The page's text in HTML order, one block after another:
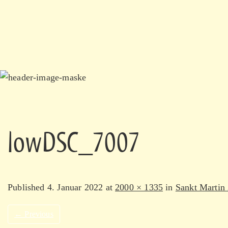
lowDSC_7007
Published 4. Januar 2022 at 2000 × 1335 in Sankt Martin
← Previous